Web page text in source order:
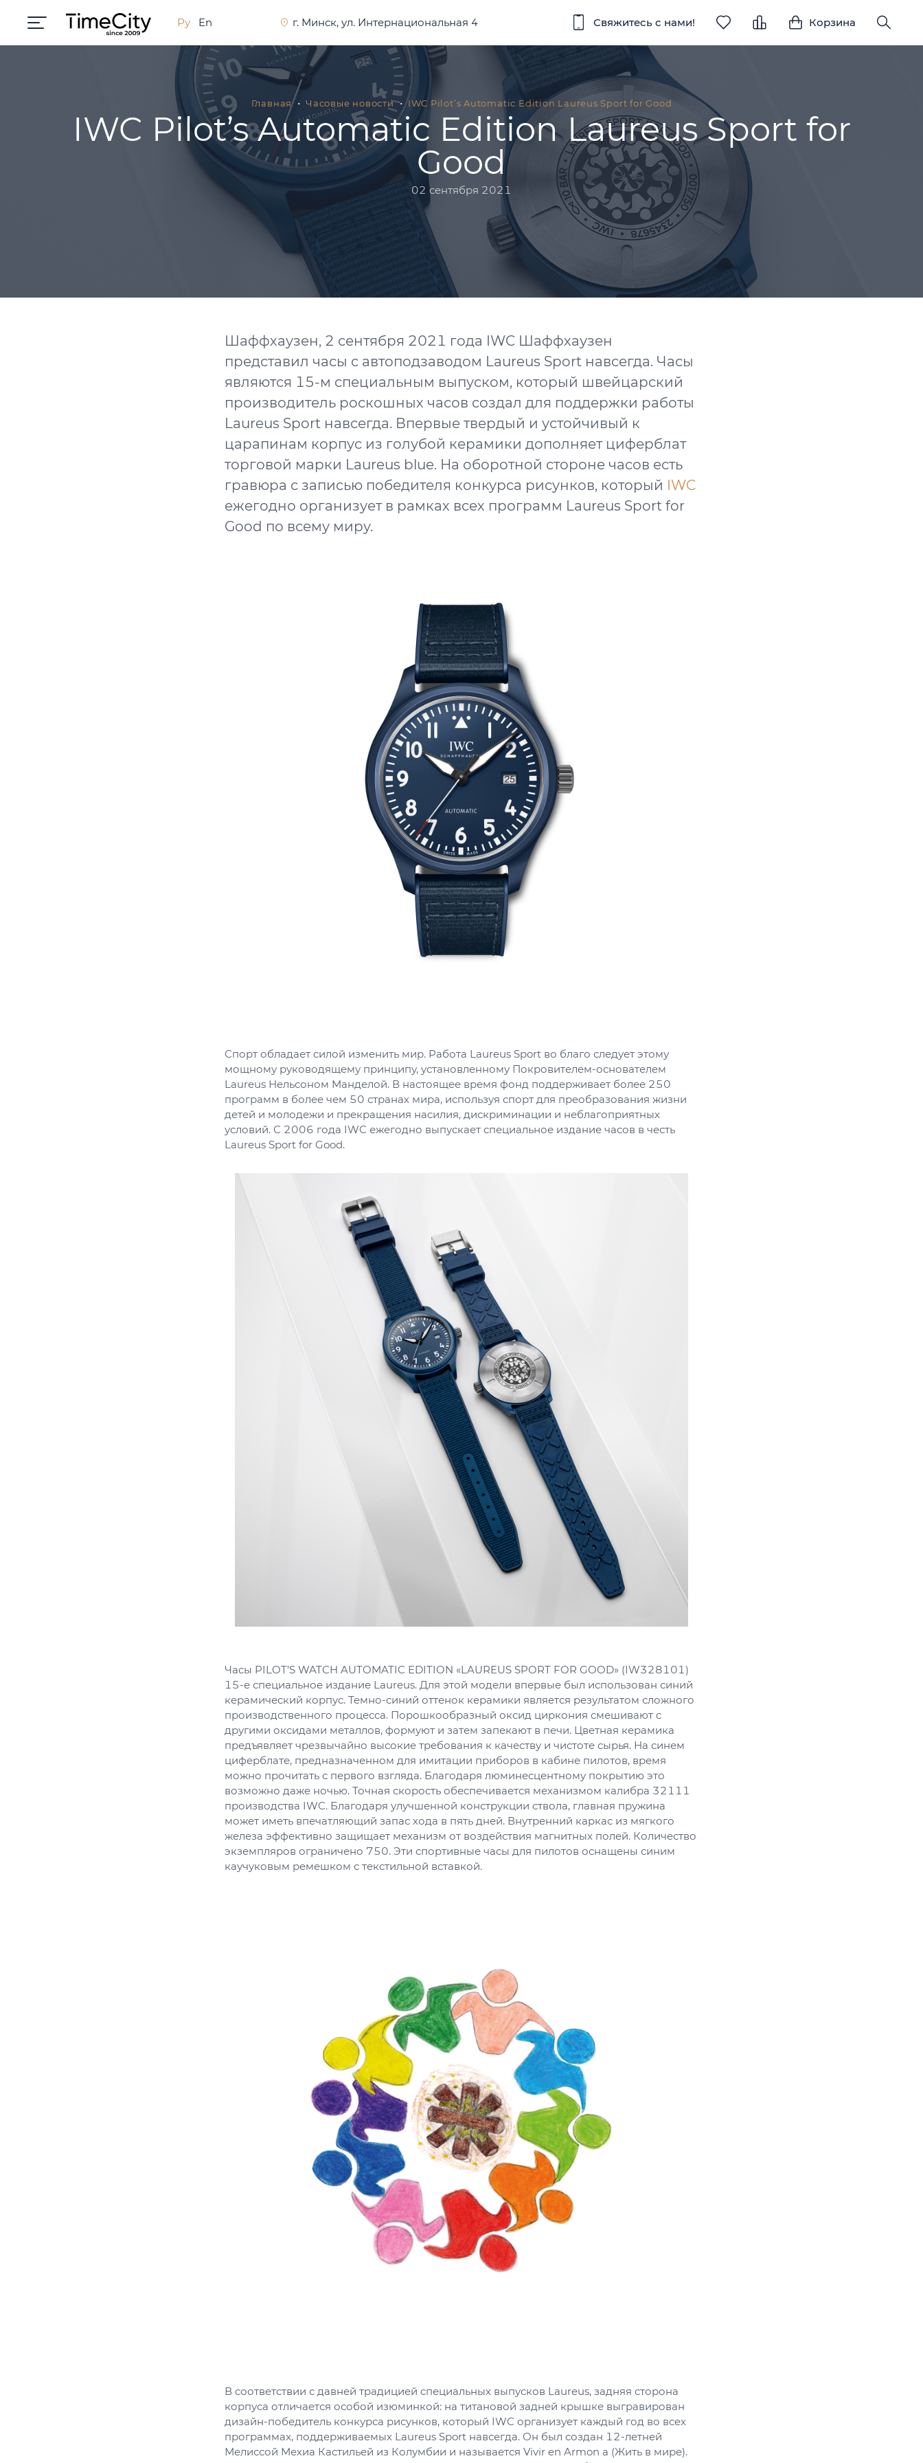
Ру En г. Минск, ул. Интернациональная 4 Свяжитесь с нами! Корзина
Главная Часовые новости IWC Pilot’s Automatic Edition Laureus Sport for Good
IWC Pilot’s Automatic Edition Laureus Sport for
Good
02 сентября 2021
Шаффхаузен, 2 сентября 2021 года IWC Шаффхаузен
представил часы с автоподзаводом Laureus Sport навсегда. Часы
являются 15-м специальным выпуском, который швейцарский
производитель роскошных часов создал для поддержки работы
Laureus Sport навсегда. Впервые твердый и устойчивый к
царапинам корпус из голубой керамики дополняет циферблат
торговой марки Laureus blue. На оборотной стороне часов есть
гравюра с записью победителя конкурса рисунков, который IWC
ежегодно организует в рамках всех программ Laureus Sport for
Good по всему миру.
Спорт обладает силой изменить мир. Работа Laureus Sport во благо следует этому
мощному руководящему принципу, установленному Покровителем-основателем
Laureus Нельсоном Манделой. В настоящее время фонд поддерживает более 250
программ в более чем 50 странах мира, используя спорт для преобразования жизни
детей и молодежи и прекращения насилия, дискриминации и неблагоприятных
условий. С 2006 года IWC ежегодно выпускает специальное издание часов в честь
Laureus Sport for Good.
Часы PILOT’S WATCH AUTOMATIC EDITION «LAUREUS SPORT FOR GOOD» (IW328101)
15-е специальное издание Laureus. Для этой модели впервые был использован синий
керамический корпус. Темно-синий оттенок керамики является результатом сложного
производственного процесса. Порошкообразный оксид циркония смешивают с
другими оксидами металлов, формуют и затем запекают в печи. Цветная керамика
предъявляет чрезвычайно высокие требования к качеству и чистоте сырья. На синем
циферблате, предназначенном для имитации приборов в кабине пилотов, время
можно прочитать с первого взгляда. Благодаря люминесцентному покрытию это
возможно даже ночью. Точная скорость обеспечивается механизмом калибра 32111
производства IWC. Благодаря улучшенной конструкции ствола, главная пружина
может иметь впечатляющий запас хода в пять дней. Внутренний каркас из мягкого
железа эффективно защищает механизм от воздействия магнитных полей. Количество
экземпляров ограничено 750. Эти спортивные часы для пилотов оснащены синим
каучуковым ремешком с текстильной вставкой.
В соответствии с давней традицией специальных выпусков Laureus, задняя сторона
корпуса отличается особой изюминкой: на титановой задней крышке выгравирован
дизайн-победитель конкурса рисунков, который IWC организует каждый год во всех
программах, поддерживаемых Laureus Sport навсегда. Он был создан 12-летней
Мелиссой Мехиа Кастильей из Колумбии и называется Vivir en Armon a (Жить в мире).